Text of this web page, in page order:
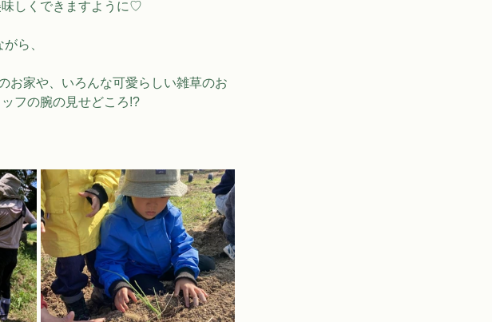
しくできますように♡
ら、
お家や、いろんな可愛らしい雑草のお
フの腕の見せどころ!?